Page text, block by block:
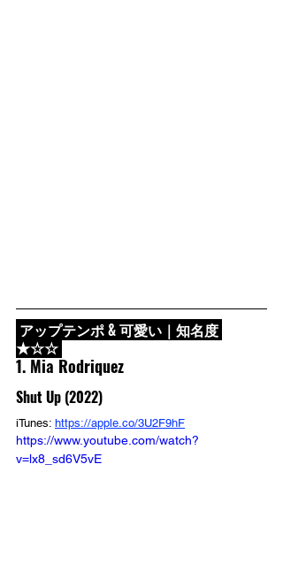
★☆☆
1. Mia Rodriquez
Shut Up (2022)
iTunes: https://apple.co/3U2F9hF
https://www.youtube.com/watch?
v=lx8_sd6V5vE